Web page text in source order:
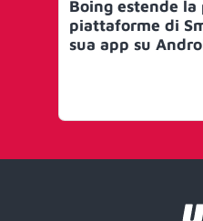
Boing estende la
piattaforme di
sua app su